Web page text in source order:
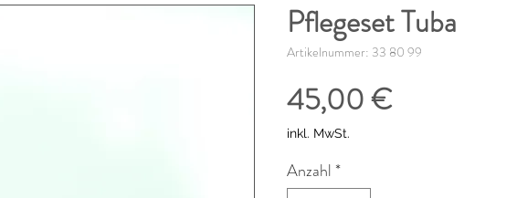
Pflegeset Tuba
Artikelnummer: 33 80 99
45,00 €
inkl. MwSt.
Anzahl *